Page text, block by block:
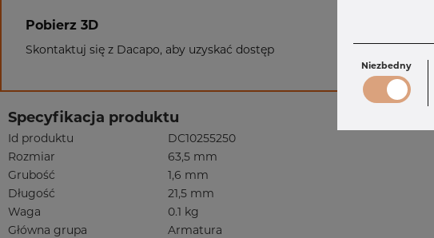
Pobierz 3D
Skontaktuj się z Dacapo, aby uzyskać dostęp
Specyfikacja produktu
Id produktu
DC10255250
Rozmiar
63,5 mm
Grubość
1,6 mm
Długość
21,5 mm
Waga
0.1 kg
Główna grupa
Armatura
Niezbedny